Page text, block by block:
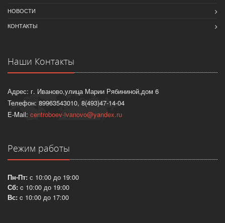
НОВОСТИ
КОНТАКТЫ
Наши Контакты
Адрес: г. Иваново,улица Марии Рябининой,дом 6
Телефон: 89963543010, 8(493)47-14-04
E-Mail: centroboev-ivanovo@yandex.ru
Режим работы
Пн-Пт: с 10:00 до 19:00
Сб: c 10:00 до 19:00
Вс: c 10:00 до 17:00